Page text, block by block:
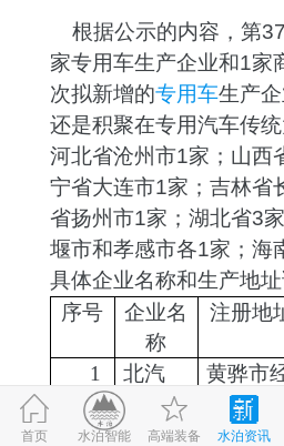
根据公示的内容，第
家专用车生产企业和1家
次拟新增的专用车生产
还是积聚在专用汽车传统
河北省沧州市1家； 山西
宁省大连市1家； 吉林省
省扬州市1家；湖北省3
堰市和孝感市各1家； 海
具体企业名称和生产地址
序号
企业名
称
注册地
1
北汽
（黄
骅）专
黄骅市
济开发区
©2017-2026水泊智能 鲁ICP备09059980号-1 鲁公网安备
首页 水泊智能 高端装备 水泊资讯